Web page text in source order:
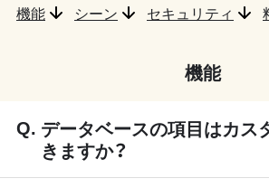
機能 シーン セキュリティ
機能
データベースの項目はカス
きますか？